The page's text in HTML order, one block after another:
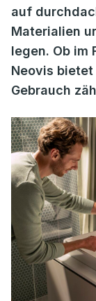
auf
Materialien
legen. Ob im
Neovis
Gebrauch